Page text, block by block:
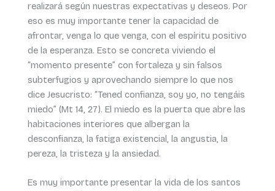
realizará según nuestras expectativas y deseos. Por
eso es muy importante tener la capacidad de
afrontar, venga lo que venga, con el espíritu positivo
de la esperanza. Esto se concreta viviendo el
“momento presente” con fortaleza y sin falsos
subterfugios y aprovechando siempre lo que nos
dice Jesucristo: “Tened confianza, soy yo, no tengáis
miedo” (Mt 14, 27). El miedo es la puerta que abre las
habitaciones interiores que albergan la
desconfianza, la fatiga existencial, la angustia, la
pereza, la tristeza y la ansiedad.
Es muy importante presentar la vida de los santos